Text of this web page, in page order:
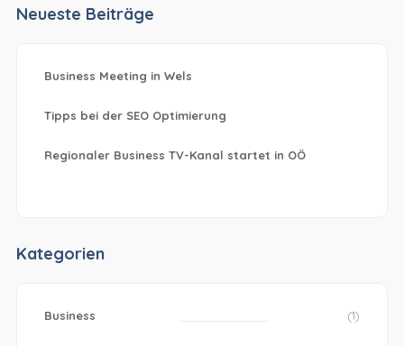
Neueste Beiträge
Business Meeting in Wels
Tipps bei der SEO Optimierung
Regionaler Business TV-Kanal startet in OÖ
Kategorien
Business (1)